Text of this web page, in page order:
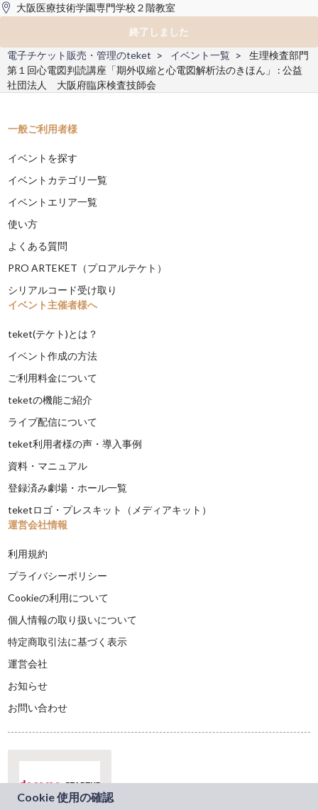
大阪医療技術学園専門学校２階教室
終了しました
電子チケット販売・管理のteket
イベント一覧
生理検査部門
第１回心電図判読講座「期外収縮と心電図解析法のきほん」 : 公益
社団法人 大阪府臨床検査技師会
一般ご利用者様
イベントを探す
イベントカテゴリ一覧
イベントエリア一覧
使い方
よくある質問
PRO ARTEKET（プロアルテケト）
シリアルコード受け取り
イベント主催者様へ
teket(テケト)とは？
イベント作成の方法
ご利用料金について
teketの機能ご紹介
ライブ配信について
teket利用者様の声・導入事例
資料・マニュアル
登録済み劇場・ホール一覧
teketロゴ・プレスキット（メディアキット）
運営会社情報
利用規約
プライバシーポリシー
Cookieの利用について
個人情報の取り扱いについて
特定商取引法に基づく表示
運営会社
お知らせ
お問い合わせ